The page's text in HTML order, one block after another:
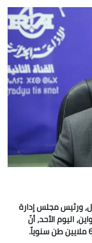
ورئيس مجلس إدارة
اليوم الأحد، أنّ